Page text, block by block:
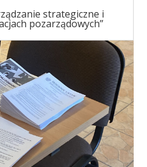
strategiczne i
pozarządowych”